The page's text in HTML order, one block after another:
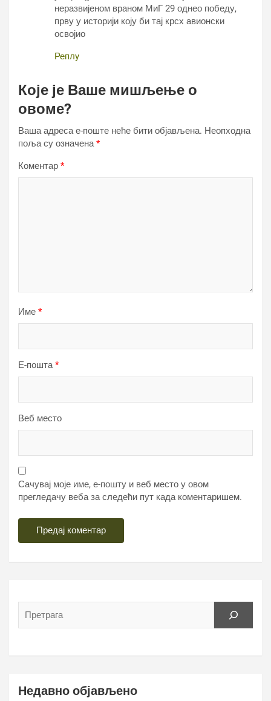
неразвијеном враном МиГ 29 однео победу,
прву у историји коју би тај крсх авионски
освојио
Реплy
Које је Ваше мишљење о
овоме?
Ваша адреса е-поште неће бити објављена. Неопходна
поља су означена*
Коментар *
Име *
Е-пошта*
Веб место
Сачувај моје име, е-пошту и веб место у овом
прегледачу веба за следећи пут када коментаришем.
Недавно објављено